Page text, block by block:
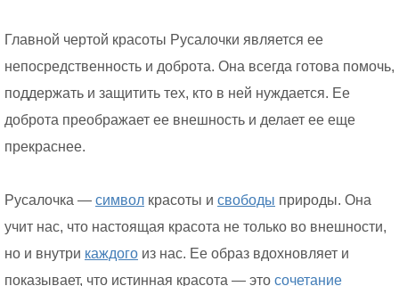
Главной чертой красоты Русалочки является ее
непосредственность и доброта. Она всегда готова помочь,
поддержать и защитить тех, кто в ней нуждается. Ее
доброта преображает ее внешность и делает ее еще
прекраснее.
Русалочка — символ красоты и свободы природы. Она
учит нас, что настоящая красота не только во внешности,
но и внутри каждого из нас. Ее образ вдохновляет и
показывает, что истинная красота — это сочетание